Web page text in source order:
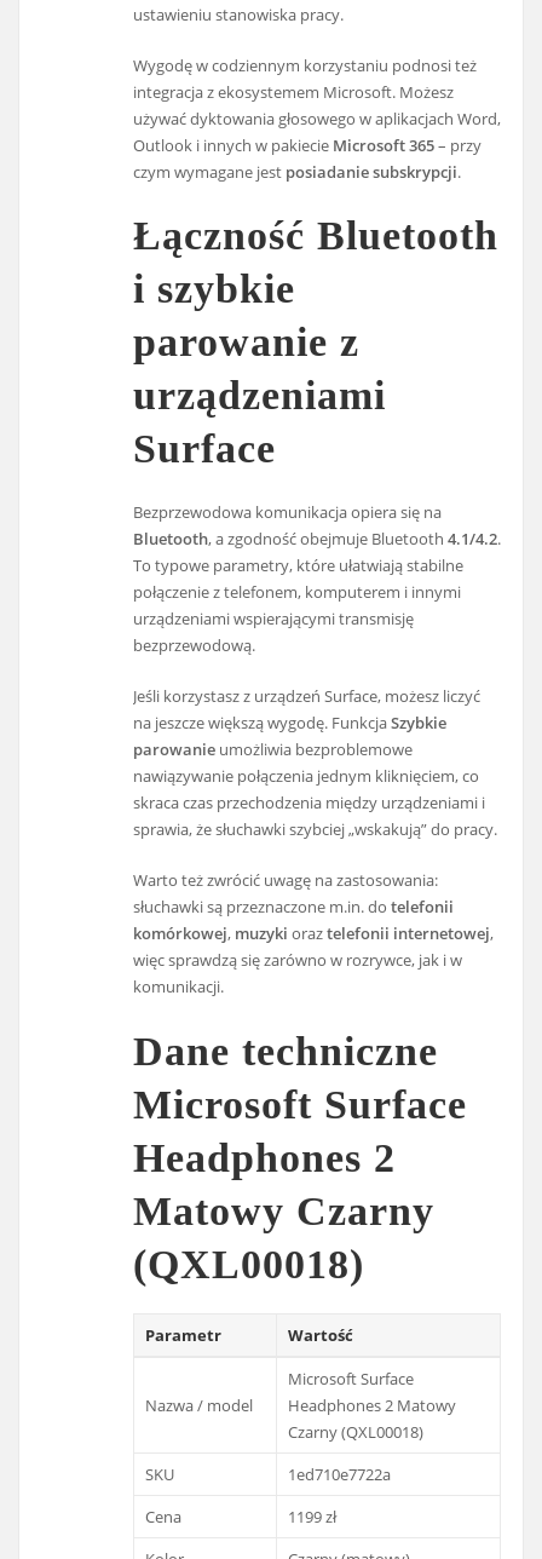
ustawieniu stanowiska pracy.
Wygodę w codziennym korzystaniu podnosi też
integracja z ekosystemem Microsoft. Możesz
używać dyktowania głosowego w aplikacjach Word,
Outlook i innych w pakiecie Microsoft 365– przy
czym wymagane jest posiadanie subskrypcji.
Łączność Bluetooth
i szybkie
parowanie z
urządzeniami
Surface
Bezprzewodowa komunikacja opiera się na
Bluetooth, a zgodność obejmuje Bluetooth4.1/4.2.
To typowe parametry, które ułatwiają stabilne
połączenie z telefonem, komputerem i innymi
urządzeniami wspierającymi transmisję
bezprzewodową.
Jeśli korzystasz z urządzeń Surface, możesz liczyć
na jeszcze większą wygodę. FunkcjaSzybkie
parowanie umożliwia bezproblemowe
nawiązywanie połączenia jednym kliknięciem, co
skraca czas przechodzenia między urządzeniami i
sprawia, że słuchawki szybciej „wskakują” do pracy.
Warto też zwrócić uwagę na zastosowania:
słuchawki są przeznaczone m.in. dotelefonii
komórkowej, muzyki oraztelefonii internetowej,
więc sprawdzą się zarówno w rozrywce, jak i w
komunikacji.
Dane techniczne
Microsoft Surface
Headphones 2
Matowy Czarny
(QXL00018)
Parametr Wartość
Nazwa / model
Microsoft Surface
Headphones 2 Matowy
Czarny (QXL00018)
SKU
1ed710e7722a
Cena
1199 zł